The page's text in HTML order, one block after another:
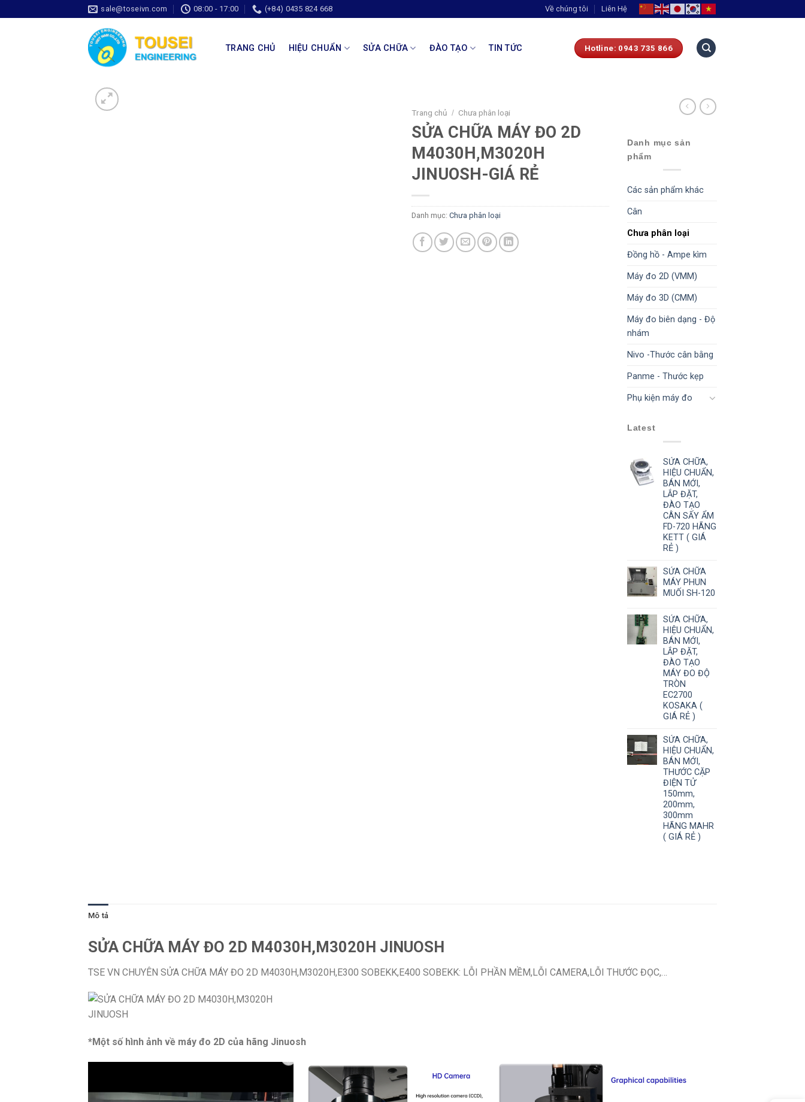
sale@toseivn.com 08:00 - 17:00 (+84) 0435 824 668 Về chúng tôi Liên Hệ
TRANG CHỦ HIỆU CHUẨN SỬA CHỮA ĐÀO TẠO TIN TỨC Hotline: 0943 735 866
Trang chủ / Chưa phân loại
SỬA CHỮA MÁY ĐO 2D
M4030H,M3020H
JINUOSH-GIÁ RẺ
Danh mục: Chưa phân loại
Danh mục sản
phẩm
Các sản phẩm khác
Cân
Chưa phân loại
Đồng hồ - Ampe kìm
Máy đo 2D (VMM)
Máy đo 3D (CMM)
Máy đo biên dạng - Độ
nhám
Nivo -Thước cân bằng
Panme - Thước kẹp
Phụ kiện máy đo
Latest
SỬA CHỮA,
HIỆU CHUẨN,
BÁN MỚI,
LẮP ĐẶT,
ĐÀO TẠO
CÂN SẤY ẨM
FD-720 HÃNG
KETT ( GIÁ
RẺ )
SỬA CHỮA
MÁY PHUN
MUỐI SH-120
SỬA CHỮA,
HIỆU CHUẨN,
BÁN MỚI,
LẮP ĐẶT,
ĐÀO TẠO
MÁY ĐO ĐỘ
TRÒN
EC2700
KOSAKA (
GIÁ RẺ )
SỬA CHỮA,
HIỆU CHUẨN,
BÁN MỚI,
THƯỚC CẶP
ĐIỆN TỬ
150mm,
200mm,
300mm
HÃNG MAHR
( GIÁ RẺ )
Mô tả
SỬA CHỮA MÁY ĐO 2D M4030H,M3020H JINUOSH
TSE VN CHUYÊN SỬA CHỮA MÁY ĐO 2D M4030H,M3020H,E300 SOBEKK,E400 SOBEKK: LỖI PHẦN MỀM,LỖI CAMERA,LỖI THƯỚC ĐỌC,…
*Một số hình ảnh về máy đo 2D của hãng Jinuosh